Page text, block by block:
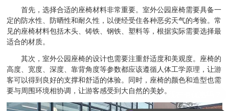
首先，选择合适的座椅材料非常重要。室外公园座椅需要具备一
定的防水性、防晒性和耐久性，以便经受住各种恶劣天气的考验。常
见的座椅材料包括木头、铸铁、钢铁、塑料等，根据实际需要选择最
适合的材质。
其次，室外公园座椅的设计也需要注重舒适度和美观度。座椅的
高度、宽度、深度、靠背角度等参数都应该遵循人体工学原理，让游
客可以得到良好的支撑和舒适的体验。同时，座椅的颜色和造型也需
要与周围环境相协调，让游客感受到大自然的美妙。